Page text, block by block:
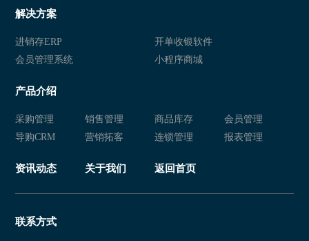
解决方案
进销存ERP
开单收银软件
会员管理系统
小程序商城
产品介绍
采购管理 销售管理 商品库存
会员管理
导购CRM
营销拓客 连锁管理 报表管理
资讯动态 关于我们 返回首页
联系方式